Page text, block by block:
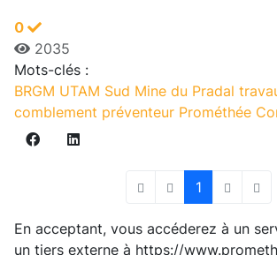
0
2035
Mots-clés :
BRGM UTAM Sud Mine du Pradal
comblement préventeur Prométhée
First Page
Previous Page
1
Next
En acceptant, vous accéderez à un
un tiers externe à https://